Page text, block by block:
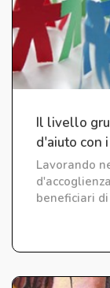
Il livello
d'aiuto con
Lavorando
beneficiari